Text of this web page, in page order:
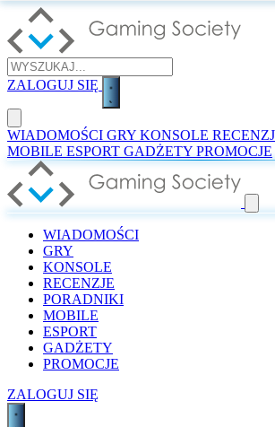
ZALOGUJ SIĘ
WIADOMOŚCI GRY KONSOLE
MOBILE ESPORT GADŻETY PROMOCJE
WIADOMOŚCI
GRY
KONSOLE
RECENZJE
PORADNIKI
MOBILE
ESPORT
GADŻETY
PROMOCJE
ZALOGUJ SIĘ